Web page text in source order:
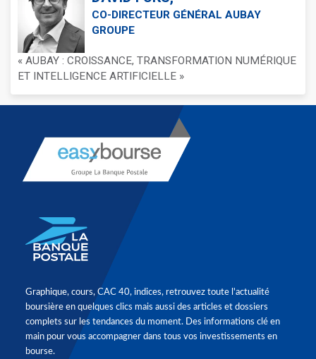
CO-DIRECTEUR GÉNÉRAL AUBAY
GROUPE
« AUBAY : CROISSANCE, TRANSFORMATION NUMÉRIQUE
ET INTELLIGENCE ARTIFICIELLE »
Graphique, cours, CAC 40, indices, retrouvez toute l'actualité
boursière en quelques clics mais aussi des articles et dossiers
complets sur les tendances du moment. Des informations clé en
main pour vous accompagner dans tous vos investissements en
bourse.